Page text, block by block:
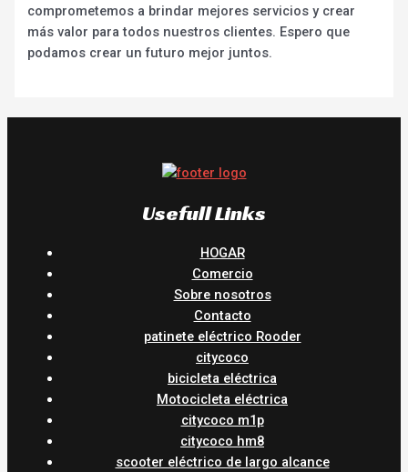
comprometemos a brindar mejores servicios y crear
más valor para todos nuestros clientes. Espero que
podamos crear un futuro mejor juntos.
Usefull Links
HOGAR
Comercio
Sobre nosotros
Contacto
patinete eléctrico Rooder
citycoco
bicicleta eléctrica
Motocicleta eléctrica
citycoco m1p
citycoco hm8
scooter eléctrico de largo alcance